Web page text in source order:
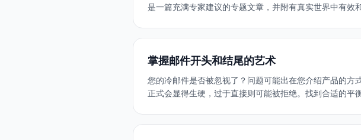
是一篇充满专家建议的专题文章，并附有真实世界中有效
掌握邮件开头和结尾的艺术
您的冷邮件是否被忽视了？问题可能出在您介绍产品的
正式会显得生硬，过于直接则可能被拒绝。找到合适的平